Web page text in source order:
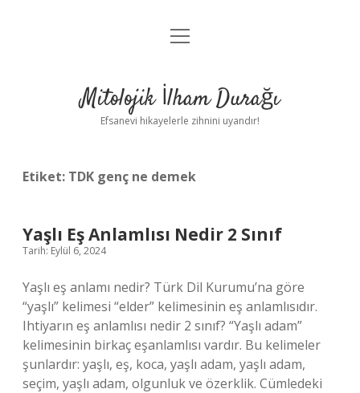
Anasayfa
Yasal Uyarı
menüyü
Mitolojik İlham Durağı
Efsanevi hikayelerle zihnini uyandır!
Etiket: TDK genç ne demek
Yaşlı Eş Anlamlısı Nedir 2 Sınıf
Tarih: Eylül 6, 2024
Yaşlı eş anlamı nedir? Türk Dil Kurumu’na göre
“yaşlı” kelimesi “elder” kelimesinin eş anlamlısıdır.
Ihtiyarın eş anlamlısı nedir 2 sınıf? “Yaşlı adam”
kelimesinin birkaç eşanlamlısı vardır. Bu kelimeler
şunlardır: yaşlı, eş, koca, yaşlı adam, yaşlı adam,
seçim, yaşlı adam, olgunluk ve özerklik. Cümledeki